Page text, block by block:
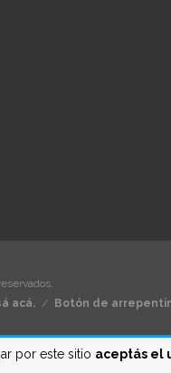
por este sitio aceptás el
acá. / Botón de